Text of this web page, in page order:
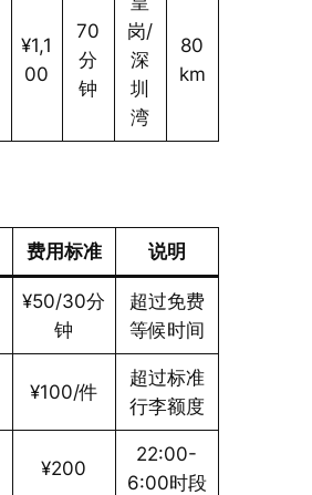
¥1,1
00
70
分
钟
岗/
深
圳
湾
80
km
费用标准 说明
¥50/30分
钟
超过免费
等候时间
¥100/件
超过标准
行李额度
¥200
22:00-
6:00时段